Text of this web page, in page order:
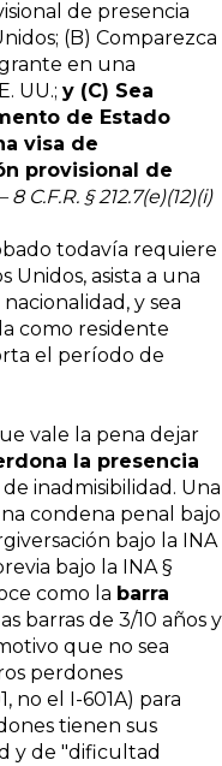
de presencia
(B) Comparezca
en una
UU.;y (C) Sea
de Estado
visa de
provisional de
8 C.F.R. § 212.7(e)(12)(i)
todavía requiere
Unidos, asista a una
y sea
como residente
el período de
vale la pena dejar
la presencia
inadmisibilidad. Una
condena penal bajo
bajo la INA
bajo la INA §
como la barra
barras de 3/10 años y
que no sea
perdones
no el I-601A) para
tienen sus
y de "dificultad